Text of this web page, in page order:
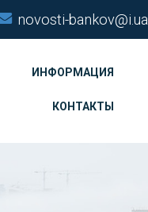
novosti-bankov@i.ua
ИНФОРМАЦИЯ
КОНТАКТЫ